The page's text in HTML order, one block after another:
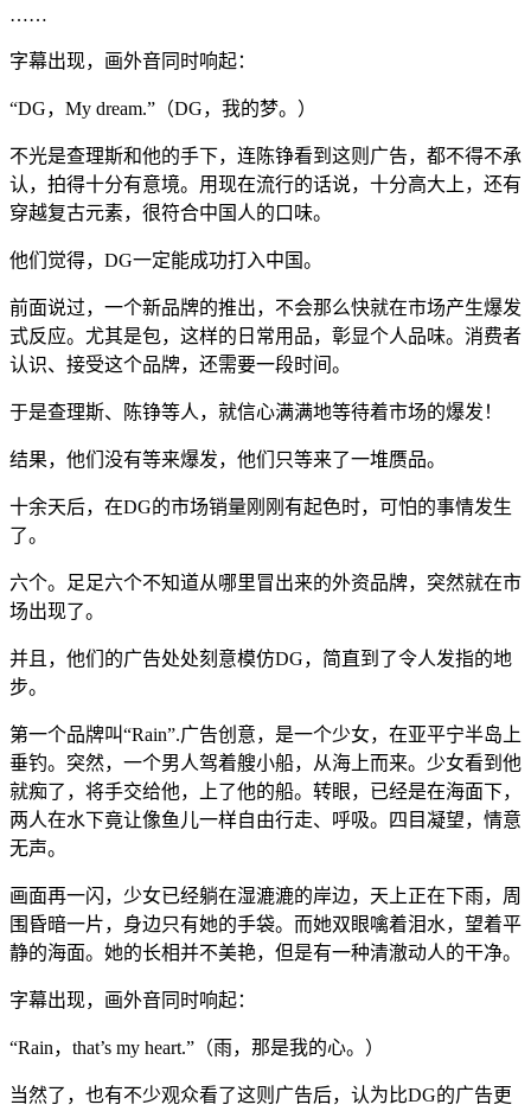
……
字幕出现，画外音同时响起：
“DG，My dream.”（DG，我的梦。）
不光是查理斯和他的手下，连陈铮看到这则广告，都不得不承
认，拍得十分有意境。用现在流行的话说，十分高大上，还有
穿越复古元素，很符合中国人的口味。
他们觉得，DG一定能成功打入中国。
前面说过，一个新品牌的推出，不会那么快就在市场产生爆发
式反应。尤其是包，这样的日常用品，彰显个人品味。消费者
认识、接受这个品牌，还需要一段时间。
于是查理斯、陈铮等人，就信心满满地等待着市场的爆发！
结果，他们没有等来爆发，他们只等来了一堆赝品。
十余天后，在DG的市场销量刚刚有起色时，可怕的事情发生
了。
六个。足足六个不知道从哪里冒出来的外资品牌，突然就在市
场出现了。
并且，他们的广告处处刻意模仿DG，简直到了令人发指的地
步。
第一个品牌叫“Rain”.广告创意，是一个少女，在亚平宁半岛上
垂钓。突然，一个男人驾着艘小船，从海上而来。少女看到他
就痴了，将手交给他，上了他的船。转眼，已经是在海面下，
两人在水下竟让像鱼儿一样自由行走、呼吸。四目凝望，情意
无声。
画面再一闪，少女已经躺在湿漉漉的岸边，天上正在下雨，周
围昏暗一片，身边只有她的手袋。而她双眼噙着泪水，望着平
静的海面。她的长相并不美艳，但是有一种清澈动人的干净。
字幕出现，画外音同时响起：
“Rain，that’s my heart.”（雨，那是我的心。）
当然了，也有不少观众看了这则广告后，认为比DG的广告更